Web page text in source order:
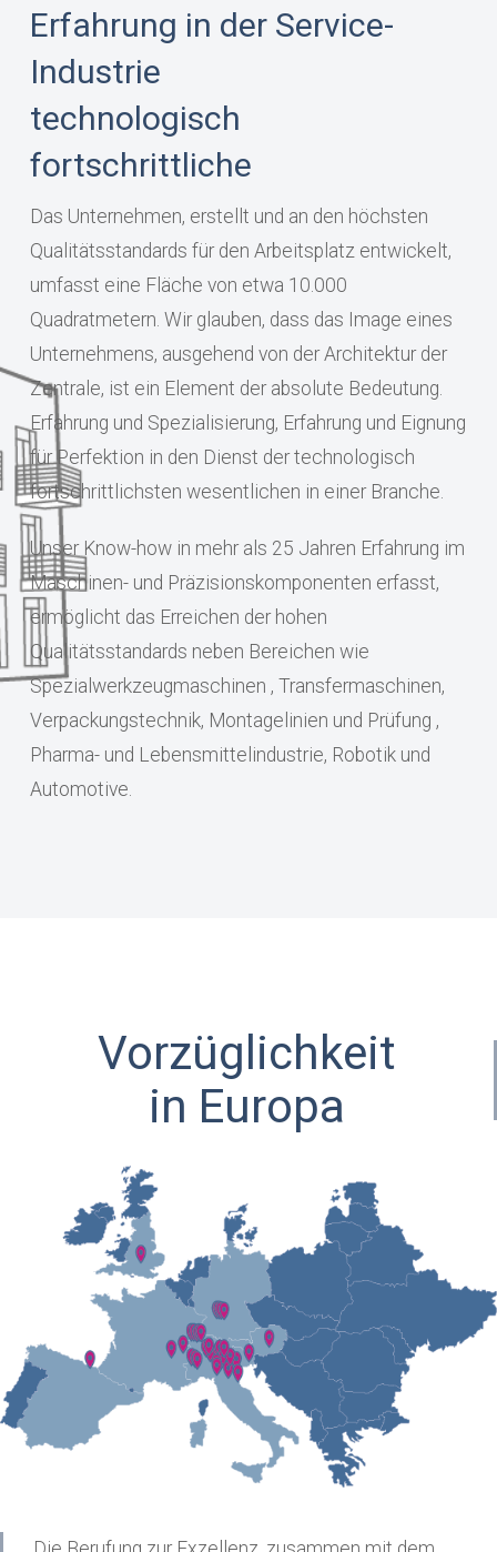
Erfahrung in der Service-
Industrie
technologisch
fortschrittliche
Das Unternehmen, erstellt und an den höchsten
Qualitätsstandards für den Arbeitsplatz entwickelt,
umfasst eine Fläche von etwa 10.000
Quadratmetern. Wir glauben, dass das Image eines
Unternehmens, ausgehend von der Architektur der
Zentrale, ist ein Element der absolute Bedeutung.
Erfahrung und Spezialisierung, Erfahrung und Eignung
für Perfektion in den Dienst der technologisch
fortschrittlichsten wesentlichen in einer Branche.
Unser Know-how in mehr als 25 Jahren Erfahrung im
Maschinen- und Präzisionskomponenten erfasst,
ermöglicht das Erreichen der hohen
Qualitätsstandards neben Bereichen wie
Spezialwerkzeugmaschinen , Transfermaschinen,
Verpackungstechnik, Montagelinien und Prüfung ,
Pharma- und Lebensmittelindustrie, Robotik und
Automotive.
Vorzüglichkeit
in Europa